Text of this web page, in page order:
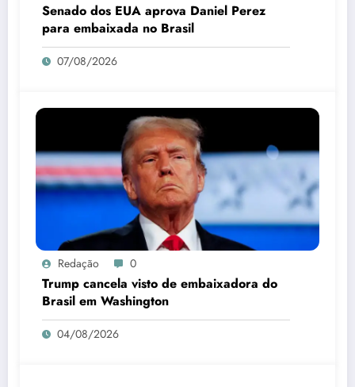
Senado dos EUA aprova Daniel Perez
para embaixada no Brasil
07/08/2026
Redação 0
Trump cancela visto de embaixadora do
Brasil em Washington
04/08/2026